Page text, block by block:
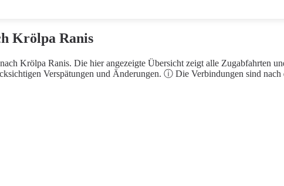
Krölpa Ranis
Krölpa Ranis. Die hier angezeigte Übersicht zeigt alle Zugabfahrten
Verspätungen und Änderungen. ⓘ Die Verbindungen sind nach